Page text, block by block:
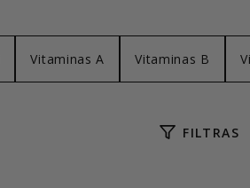
Vitaminas A Vitaminas B
FILTRAS